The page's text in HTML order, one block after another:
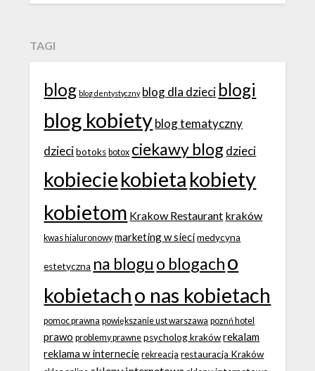
TAGI
blog blog dentystyczny blog dla dzieci blogi
blog kobietyblog tematyczny
dzieci botoks botox ciekawy blog dzieci
kobieciekobieta kobiety
kobietom Krakow Restaurant kraków
kwas hialuronowy marketing w sieci medycyna
estetyczna na blogu o blogacho
kobietacho nas kobietach
pomoc prawna powiększanie ust warszawa poznń hotel
prawo problemy prawne psycholog krakówrekalam
reklama w internecie rekreacja restauracja Kraków